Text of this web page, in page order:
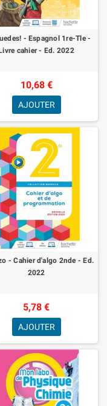
- Espagnol 1re-Tle -
cahier - Ed. 2022
10,68 €
AJOUTER
- Cahier d'algo 2nde - Ed.
2022
5,78 €
AJOUTER